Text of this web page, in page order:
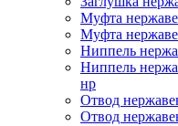
Муфта
Муфта
Ниппель
Ниппель
нр
Отвод
Отвод